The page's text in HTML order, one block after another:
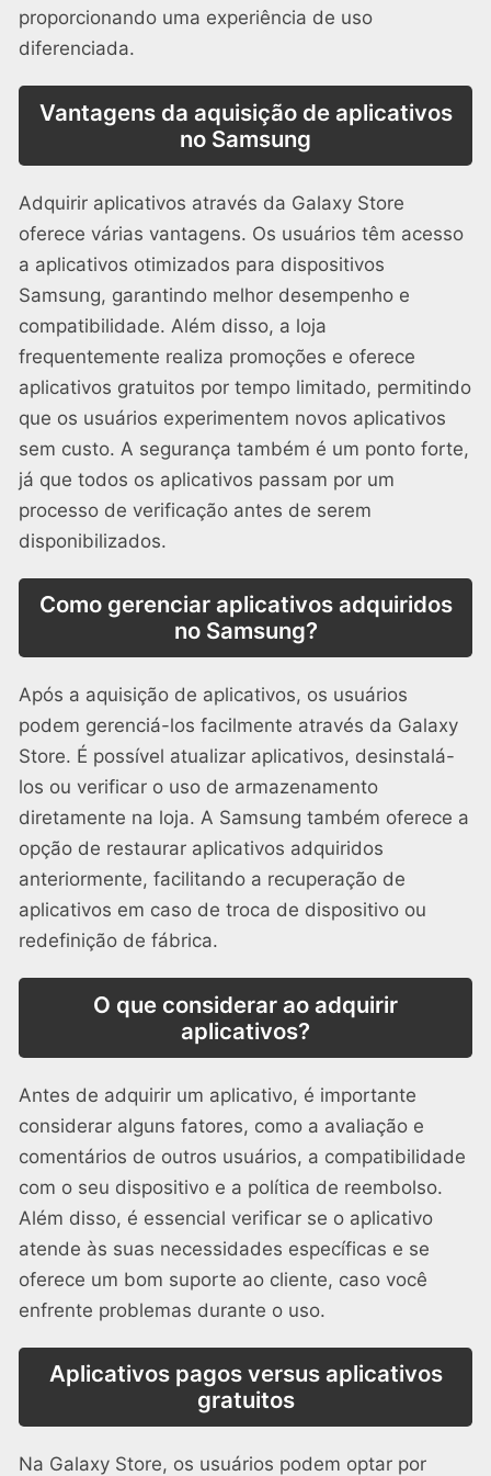
proporcionando uma experiência de uso
diferenciada.
Vantagens da aquisição de aplicativos
no Samsung
Adquirir aplicativos através da Galaxy Store
oferece várias vantagens. Os usuários têm acesso
a aplicativos otimizados para dispositivos
Samsung, garantindo melhor desempenho e
compatibilidade. Além disso, a loja
frequentemente realiza promoções e oferece
aplicativos gratuitos por tempo limitado, permitindo
que os usuários experimentem novos aplicativos
sem custo. A segurança também é um ponto forte,
já que todos os aplicativos passam por um
processo de verificação antes de serem
disponibilizados.
Como gerenciar aplicativos adquiridos
no Samsung?
Após a aquisição de aplicativos, os usuários
podem gerenciá-los facilmente através da Galaxy
Store. É possível atualizar aplicativos, desinstalá-
los ou verificar o uso de armazenamento
diretamente na loja. A Samsung também oferece a
opção de restaurar aplicativos adquiridos
anteriormente, facilitando a recuperação de
aplicativos em caso de troca de dispositivo ou
redefinição de fábrica.
O que considerar ao adquirir
aplicativos?
Antes de adquirir um aplicativo, é importante
considerar alguns fatores, como a avaliação e
comentários de outros usuários, a compatibilidade
com o seu dispositivo e a política de reembolso.
Além disso, é essencial verificar se o aplicativo
atende às suas necessidades específicas e se
oferece um bom suporte ao cliente, caso você
enfrente problemas durante o uso.
Aplicativos pagos versus aplicativos
gratuitos
Na Galaxy Store, os usuários podem optar por